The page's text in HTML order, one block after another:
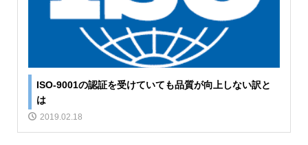
ISO-9001の認証を受けていても品質が向上しない訳と
は
2019.02.18